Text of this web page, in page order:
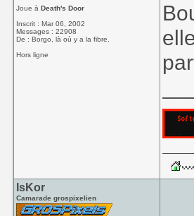
Joue àDeath's Door
Inscrit : Mar 06, 2002
Messages : 22908
De : Borgo, là où y a la fibre.
Hors ligne
IsKor
Camarade grospixelien